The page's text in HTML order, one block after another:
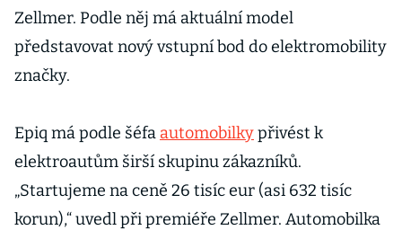
Zellmer. Podle něj má aktuální model
představovat nový vstupní bod do elektromobility
značky.
Epiq má podle šéfa automobilkypřivést k
elektroautům širší skupinu zákazníků.
„Startujeme na ceně 26 tisíc eur (asi 632 tisíc
korun),“ uvedl při premiéře Zellmer. Automobilka